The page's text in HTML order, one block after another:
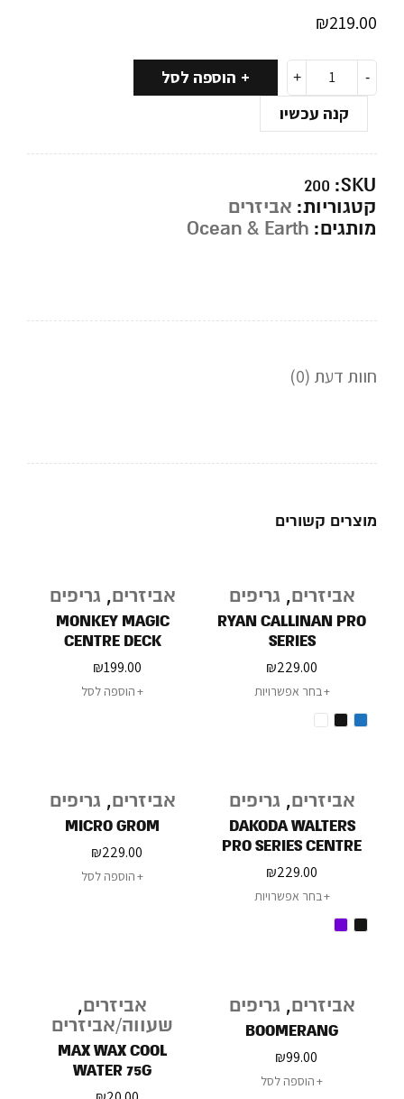
₪219.00
הוספה לסל
קנה עכשיו
SKU:
200
קטגוריות: אביזרים
מותגים: Ocean & Earth
חוות דעת (0)
מוצרים קשורים
אביזרים, גריפים
RYAN CALLINAN PRO
SERIES
₪229.00
בחר אפשרויות
אביזרים, גריפים
MONKEY MAGIC
CENTRE DECK
₪199.00
הוספה לסל
אביזרים, גריפים
DAKODA WALTERS
PRO SERIES CENTRE
DECK
₪229.00
בחר אפשרויות
אביזרים, גריפים
MICRO GROM
₪229.00
הוספה לסל
אביזרים, גריפים
BOOMERANG
₪99.00
הוספה לסל
אביזרים,
שעווה/אביזרים
MAX WAX COOL
WATER 75G